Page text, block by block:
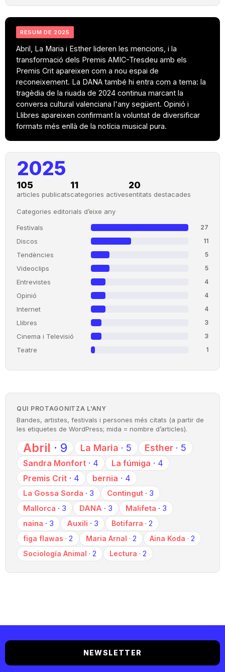
RESUM DE 2025
Abril, La Maria i Esther lideren les mencions, i la
transformació dels Premis AMIC-Tresdeu amb els
Premis Crit apareixen com a nou espai de
reconeixement. La DANA també hi entra com a tema: la
tragèdia de la riuada de 2024 continua marcant la
conversa cultural valenciana l'any següent. Opinió i
Llibres apareixen confirmant la voluntat de diversificar
formats més enllà de la notícia musical pura.
2025
105
articles publicats
11
categories actives
20
entitats destacades
Categories editorials d’eixe any
Festivals
27
Discos 11
Tendències 5
Videoclips 5
Entrevistes 4
Opinió 4
Internet 4
Llibres 3
Cinema i Televisió 3
Teatre 1
QUI PROTAGONITZA L’ANY
Bandes, artistes, festivals i persones més citats (a partir de
les etiquetes de WordPress; mida = nombre d’articles).
Abril · 9 La Maria · 5 Esther · 5
Sandra Monfort · 4 La fúmiga · 4
Premis Crit · 4 bernia · 4
La Gossa Sorda · 3 Contingut · 3
Mallorca · 3 DANA · 3 Malifeta · 3
naina · 3 Auxili · 3 Botifarra · 2
figa flawas · 2 Maria Arnal · 2 Aina Koda · 2
Sociología Animal · 2 Lectura · 2
NEWSLETTER